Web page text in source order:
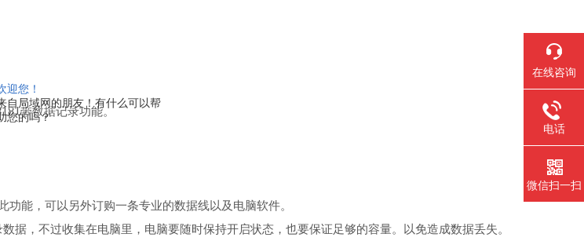
迎您！
自局域网的朋友！有什么可以帮
您的吗？
带数据记录功能。
能，可以另外订购一条专业的数据线以及电脑软件。
据，不过收集在电脑里，电脑要随时保持开启状态，也要保证足够的容量。以免造成数据丢失。
在线咨询
电话
微信扫一扫